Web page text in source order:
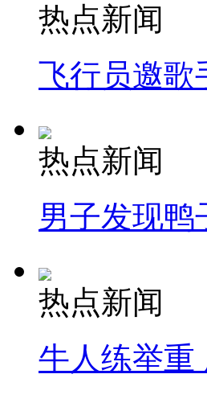
热点新闻
飞行员邀歌
热点新闻
男子发现鸭
热点新闻
牛人练举重